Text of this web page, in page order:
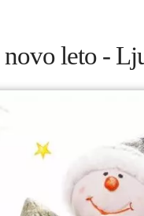
leto -